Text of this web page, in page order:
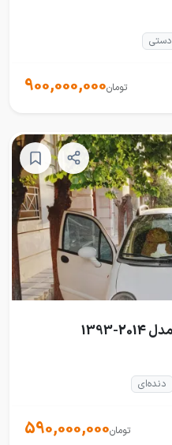
دستی
900,000,000تومان
دنده‌ای
590,000,000تومان